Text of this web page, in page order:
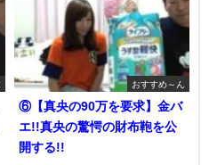
おすすめ～ん
⑥【真央の90万を要求】金バ
エ!!真央の驚愕の財布鞄を公
開する!!